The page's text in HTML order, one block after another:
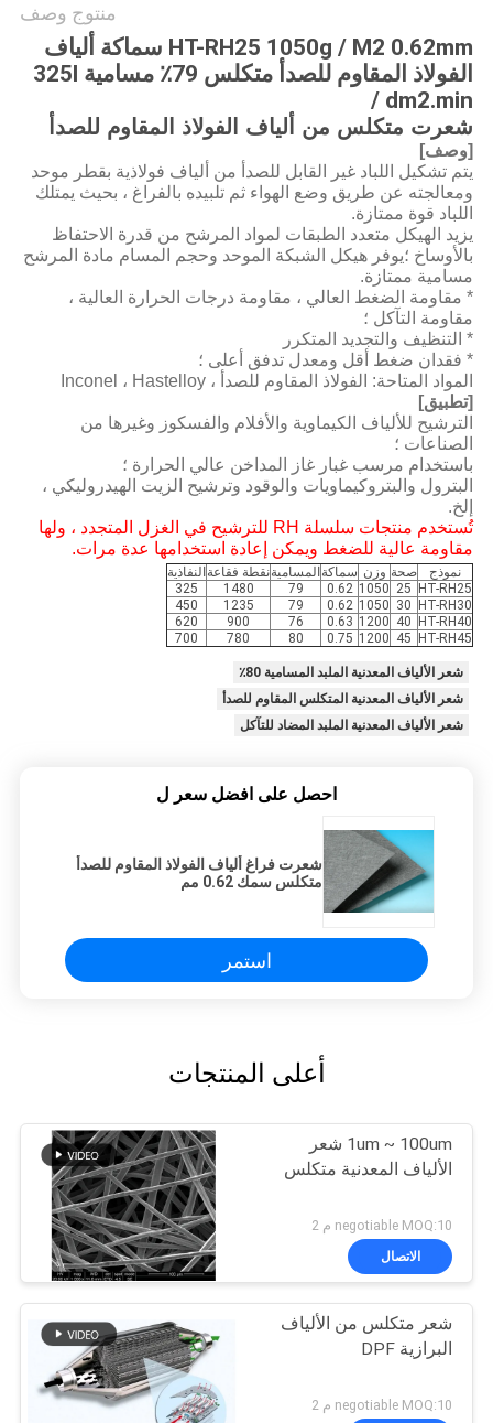
منتوج وصف
HT-RH25 1050g / M2 0.62mm سماكة ألياف
الفولاذ المقاوم للصدأ متكلس 79٪ مسامية 325l
/ dm2.min
شعرت متكلس من ألياف الفولاذ المقاوم للصدأ
[وصف]
يتم تشكيل اللباد غير القابل للصدأ من ألياف فولاذية بقطر موحد
ومعالجته عن طريق وضع الهواء ثم تلبيده بالفراغ ، بحيث يمتلك
اللباد قوة ممتازة.
يزيد الهيكل متعدد الطبقات لمواد المرشح من قدرة الاحتفاظ
بالأوساخ ؛يوفر هيكل الشبكة الموحد وحجم المسام مادة المرشح
مسامية ممتازة.
* مقاومة الضغط العالي ، مقاومة درجات الحرارة العالية ،
مقاومة التآكل ؛
* التنظيف والتجديد المتكرر
* فقدان ضغط أقل ومعدل تدفق أعلى ؛
المواد المتاحة: الفولاذ المقاوم للصدأ ، Inconel ، Hastelloy
[تطبيق]
الترشيح للألياف الكيماوية والأفلام والفسكوز وغيرها من
الصناعات ؛
باستخدام مرسب غبار غاز المداخن عالي الحرارة ؛
البترول والبتروكيماويات والوقود وترشيح الزيت الهيدروليكي ،
إلخ.
تُستخدم منتجات سلسلة RH للترشيح في الغزل المتجدد ، ولها
مقاومة عالية للضغط ويمكن إعادة استخدامها عدة مرات.
نموذج صحة وزن سماكة المساميةنقطة فقاعة النفاذية
HT-RH25
25
1050
0.62
79
1480
325
HT-RH30
30
1050
0.62
79
1235
450
HT-RH40
40
1200
0.63
76
900
620
HT-RH45
45
1200
0.75
80
780
700
شعر الألياف المعدنية الملبد المسامية 80٪
شعر الألياف المعدنية المتكلس المقاوم للصدأ
شعر الألياف المعدنية الملبد المضاد للتآكل
احصل على افضل سعر ل
شعرت فراغ ألياف الفولاذ المقاوم للصدأ
متكلس سمك 0.62 مم
استمر
أعلى المنتجات
1um ~ 100um شعر
الألياف المعدنية متكلس
negotiable MOQ:10 م 2
الاتصال
شعر متكلس من الألياف
البرازية DPF
negotiable MOQ:10 م 2